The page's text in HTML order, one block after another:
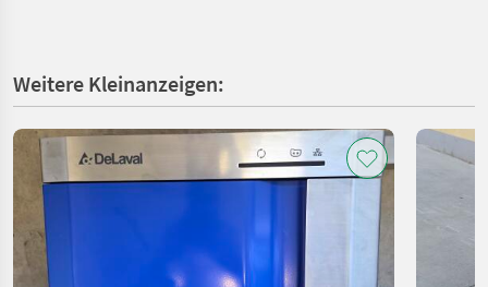
Weitere Kleinanzeigen: